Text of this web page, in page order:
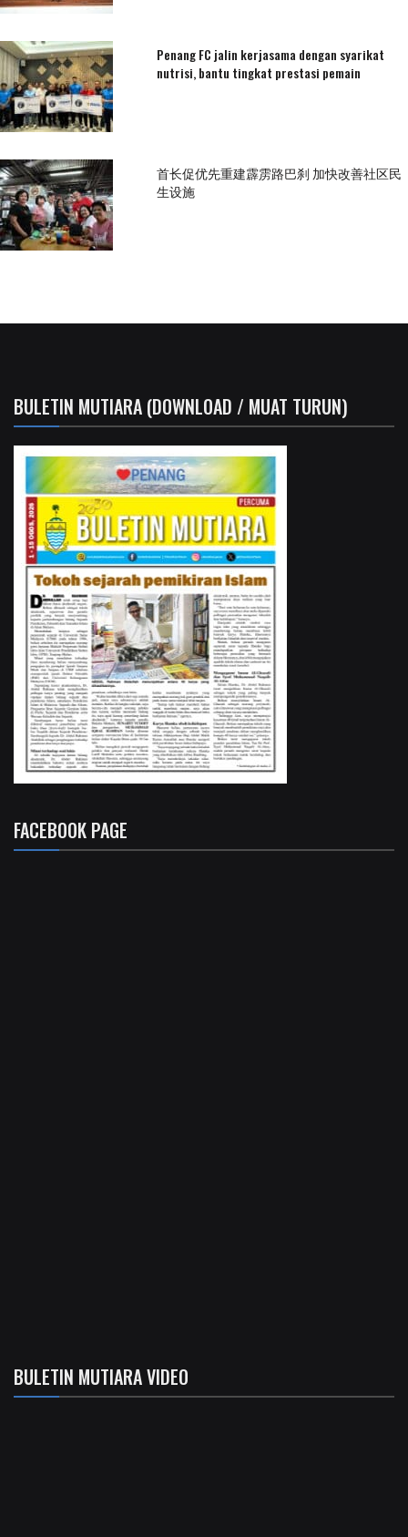
Penang FC jalin kerjasama dengan syarikat
nutrisi, bantu tingkat prestasi pemain
首长促优先重建霹雳路巴刹 加快改善社区民
生设施
BULETIN MUTIARA (DOWNLOAD / MUAT TURUN)
FACEBOOK PAGE
BULETIN MUTIARA VIDEO